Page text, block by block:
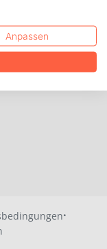
·
Anpassen